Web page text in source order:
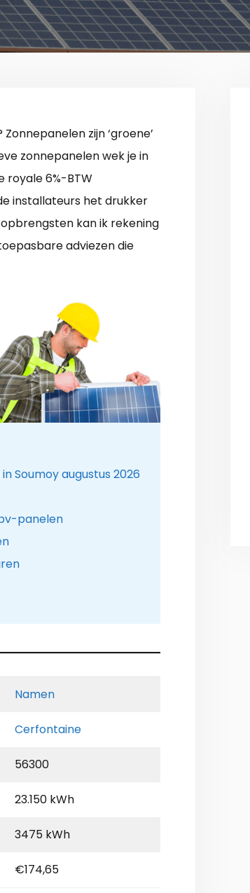
Zonnepanelen zijn ‘groene’
zonnepanelen wek je in
royale 6%-BTW
installateurs het drukker
kan ik rekening
adviezen die
Soumoy augustus 2026
panelen
Namen
Cerfontaine
56300
23.150 kWh
3475 kWh
€174,65